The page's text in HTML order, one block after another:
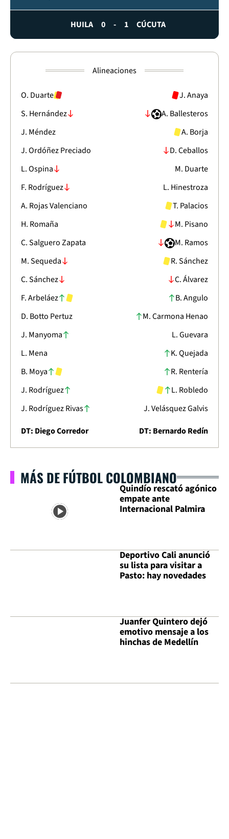
HUILA 0 - 1 CÚCUTA
Alineaciones
O. Duarte
S. Hernández
J. Méndez
J. Ordóñez Preciado
L. Ospina
F. Rodríguez
A. Rojas Valenciano
H. Romaña
C. Salguero Zapata
M. Sequeda
C. Sánchez
F. Arbeláez
D. Botto Pertuz
J. Manyoma
L. Mena
B. Moya
J. Rodríguez
J. Rodríguez Rivas
J. Anaya
A. Ballesteros
A. Borja
D. Ceballos
M. Duarte
L. Hinestroza
T. Palacios
M. Pisano
M. Ramos
R. Sánchez
C. Álvarez
B. Angulo
M. Carmona Henao
L. Guevara
K. Quejada
R. Rentería
L. Robledo
J. Velásquez Galvis
DT: Diego Corredor
DT: Bernardo Redín
MÁS DE FÚTBOL COLOMBIANO
Quindío rescató agónico
empate ante
Internacional Palmira
Deportivo Cali anunció
su lista para visitar a
Pasto: hay novedades
Juanfer Quintero dejó
emotivo mensaje a los
hinchas de Medellín